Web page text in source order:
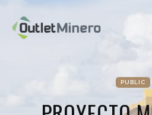
PUBLIC